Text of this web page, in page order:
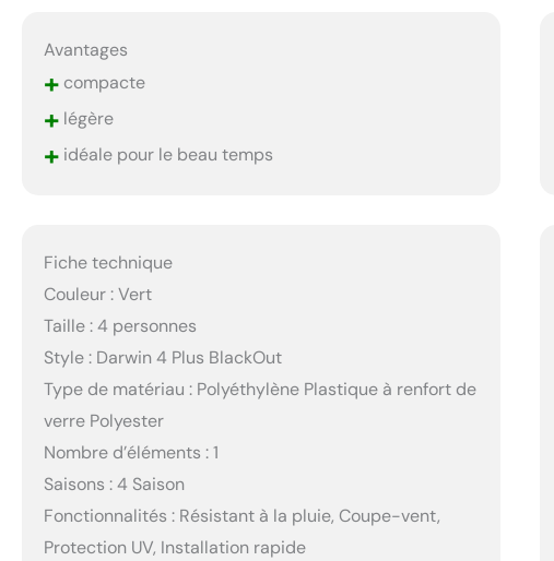
Avantages
+ compacte
+ légère
+ idéale pour le beau temps
Fiche technique
Couleur : Vert
Taille : 4 personnes
Style : Darwin 4 Plus BlackOut
Type de matériau : Polyéthylène Plastique à renfort de
verre Polyester
Nombre d’éléments : 1
Saisons : 4 Saison
Fonctionnalités : Résistant à la pluie, Coupe-vent,
Protection UV, Installation rapide